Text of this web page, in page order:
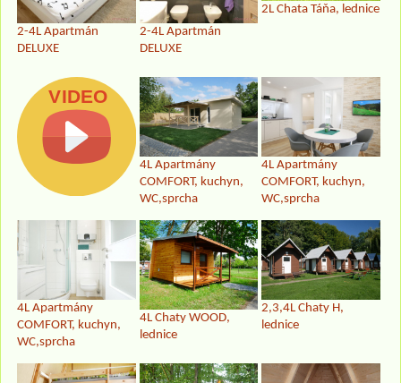
2-4L Apartmán
DELUXE
2-4L Apartmán
DELUXE
2L Chata Táňa, lednice
4L Apartmány
COMFORT, kuchyn,
WC,sprcha
4L Apartmány
COMFORT, kuchyn,
WC,sprcha
4L Apartmány
COMFORT, kuchyn,
WC,sprcha
4L Chaty WOOD,
lednice
2,3,4L Chaty H,
lednice